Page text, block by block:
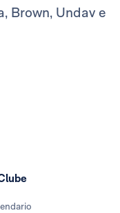
Brown, Undav e